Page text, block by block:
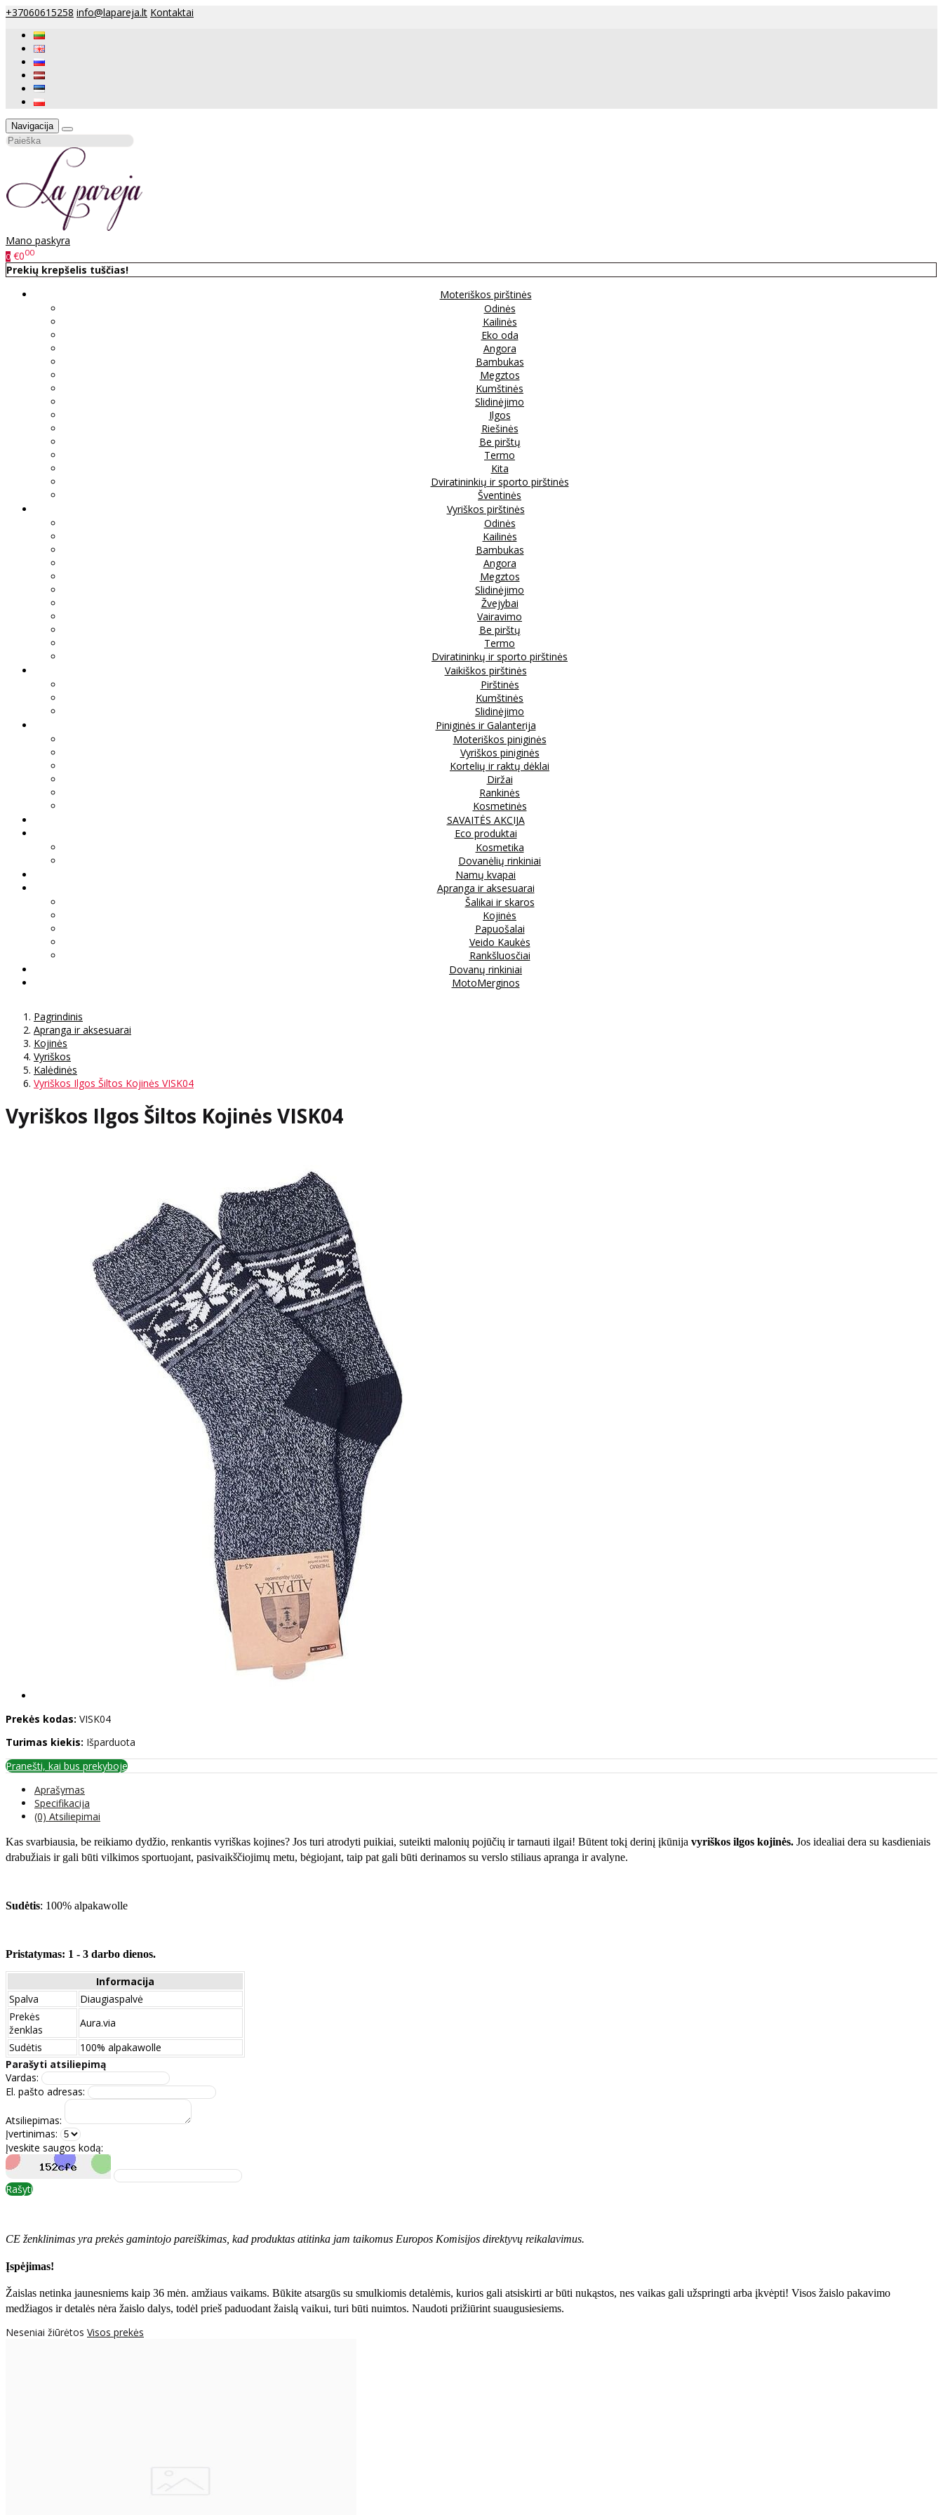
+37060615258 info@lapareja.lt Kontaktai
Navigacija
Mano paskyra
0 €000
Prekių krepšelis tuščias!
Moteriškos pirštinės
Odinės
Kailinės
Eko oda
Angora
Bambukas
Megztos
Kumštinės
Slidinėjimo
Ilgos
Riešinės
Be pirštų
Termo
Kita
Dviratininkių ir sporto pirštinės
Šventinės
Vyriškos pirštinės
Odinės
Kailinės
Bambukas
Angora
Megztos
Slidinėjimo
Žvejybai
Vairavimo
Be pirštų
Termo
Dviratininkų ir sporto pirštinės
Vaikiškos pirštinės
Pirštinės
Kumštinės
Slidinėjimo
Piniginės ir Galanterija
Moteriškos piniginės
Vyriškos piniginės
Kortelių ir raktų dėklai
Diržai
Rankinės
Kosmetinės
SAVAITĖS AKCIJA
Eco produktai
Kosmetika
Dovanėlių rinkiniai
Namų kvapai
Apranga ir aksesuarai
Šalikai ir skaros
Kojinės
Papuošalai
Veido Kaukės
Rankšluosčiai
Dovanų rinkiniai
MotoMerginos
Pagrindinis
Apranga ir aksesuarai
Kojinės
Vyriškos
Kalėdinės
Vyriškos Ilgos Šiltos Kojinės VISK04
Vyriškos Ilgos Šiltos Kojinės VISK04
Prekės kodas: VISK04
Turimas kiekis: Išparduota
Pranešti, kai bus prekyboje
Aprašymas
Specifikacija
(0) Atsiliepimai
Kas svarbiausia, be reikiamo dydžio, renkantis vyriškas kojines? Jos turi atrodyti puikiai, suteikti malonių pojūčių ir tarnauti ilgai! Būtent tokį derinį įkūnija vyriškos ilgos kojinės. Jos idealiai dera su kasdieniais
drabužiais ir gali būti vilkimos sportuojant, pasivaikščiojimų metu, bėgiojant, taip pat gali būti derinamos su verslo stiliaus apranga ir avalyne.
Sudėtis: 100% alpakawolle
Pristatymas: 1 - 3 darbo dienos.
Informacija
Spalva
Diaugiaspalvė
Prekės
ženklas
Aura.via
Sudėtis
100% alpakawolle
Parašyti atsiliepimą
Vardas:
El. pašto adresas:
Atsiliepimas:
Įvertinimas:
Įveskite saugos kodą:
Rašyti
CE ženklinimas yra prekės gamintojo pareiškimas, kad produktas atitinka jam taikomus Europos Komisijos direktyvų reikalavimus.
Įspėjimas!
Žaislas netinka jaunesniems kaip 36 mėn. amžiaus vaikams. Būkite atsargūs su smulkiomis detalėmis, kurios gali atsiskirti ar būti nukąstos, nes vaikas gali užspringti arba įkvėpti! Visos žaislо pakavimo
medžiagos ir detalės nėra žaislo dalys, todėl prieš paduodant žaislą vaikui, turi būti nuimtos. Naudoti prižiūrint suaugusiesiems.
Neseniai žiūrėtos Visos prekės